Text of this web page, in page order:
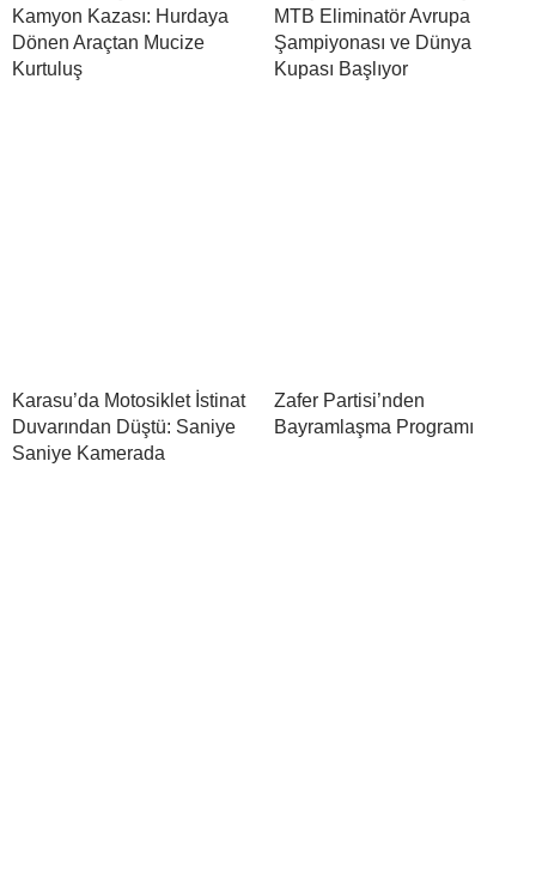
Kamyon Kazası: Hurdaya
Dönen Araçtan Mucize
Kurtuluş
MTB Eliminatör Avrupa
Şampiyonası ve Dünya
Kupası Başlıyor
Karasu’da Motosiklet İstinat
Duvarından Düştü: Saniye
Saniye Kamerada
Zafer Partisi’nden
Bayramlaşma Programı